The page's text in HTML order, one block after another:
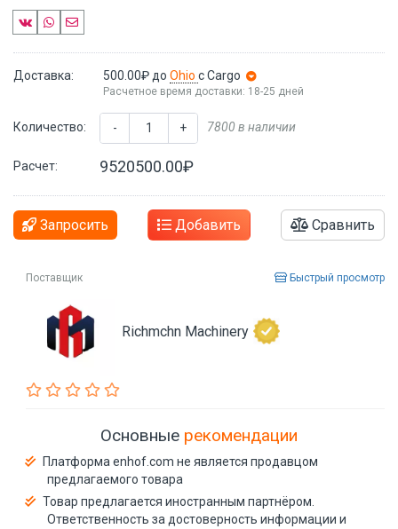
Доставка: 500.00₽ до Ohio с Cargo
Расчетное время доставки: 18-25 дней
Количество: - + 7800 в наличии
Расчет: 9520500.00₽
Запросить Добавить Сравнить
Поставщик Быстрый просмотр
Richmchn Machinery
Основные рекомендации
Платформа enhof.com не является продавцом
предлагаемого товара
Товар предлагается иностранным партнёром.
Ответственность за достоверность информации и